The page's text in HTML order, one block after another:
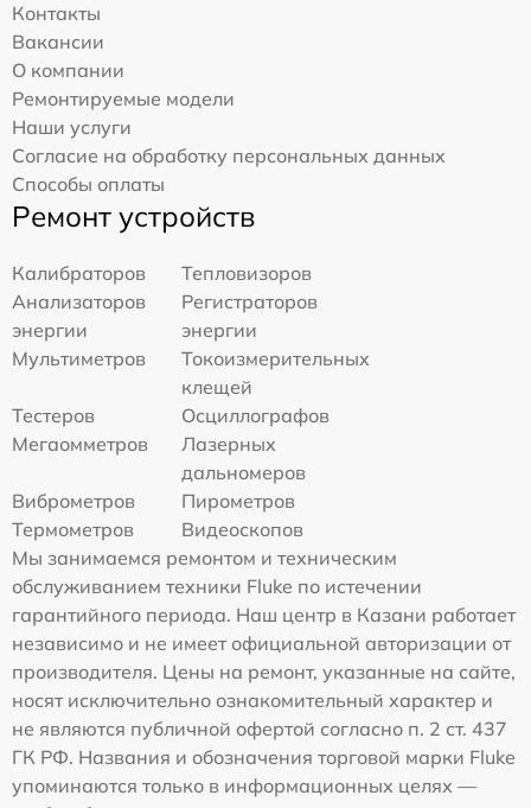
Контакты
Вакансии
О компании
Ремонтируемые модели
Наши услуги
Согласие на обработку персональных данных
Способы оплаты
Ремонт устройств
Калибраторов
Тепловизоров
Анализаторов
энергии
Регистраторов
энергии
Мультиметров
Токоизмерительных
клещей
Тестеров
Осциллографов
Мегаомметров
Лазерных
дальномеров
Виброметров
Пирометров
Термометров
Видеоскопов
Мы занимаемся ремонтом и техническим
обслуживанием техники Fluke по истечении
гарантийного периода. Наш центр в Казани работает
независимо и не имеет официальной авторизации от
производителя. Цены на ремонт, указанные на сайте,
носят исключительно ознакомительный характер и
не являются публичной офертой согласно п. 2 ст. 437
ГК РФ. Названия и обозначения торговой марки Fluke
упоминаются только в информационных целях —